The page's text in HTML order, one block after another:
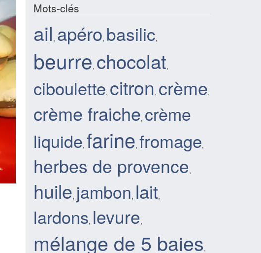
Mots-clés
ail , apéro, basilic,
beurre, chocolat,
ciboulette, citron, crème,
crème fraiche, crème
liquide, farine, fromage,
herbes de provence,
huile, jambon, lait,
lardons, levure,
mélange de 5 baies,